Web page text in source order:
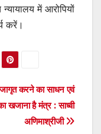
न्यायालय में आरोपियों
करें।
करने का साधन एवं
खजाना है मंत्र : साध्वी
अणिमाश्रीजी